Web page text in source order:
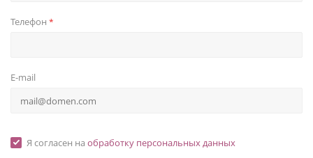
Телефон *
E-mail
Я согласен на обработку персональных данных